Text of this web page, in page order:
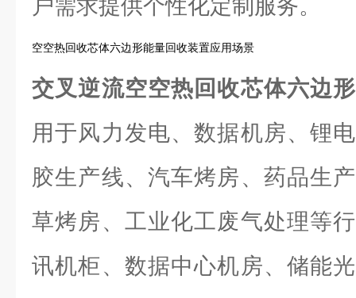
户需求提供个性化定制服务。
空空热回收芯体六边形能量回收装置应用场景
交叉逆流空空热回收芯体六边
用于风力发电、数据机房、锂
胶生产线、汽车烤房、药品生
草烤房、工业化工废气处理等
讯机柜、数据中心机房、储能